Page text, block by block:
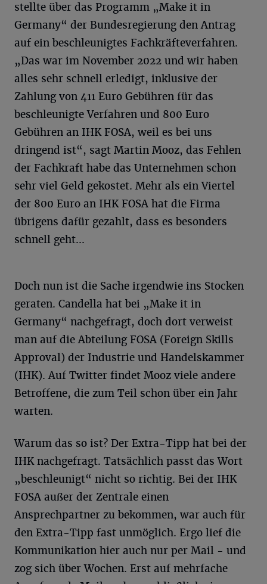
stellte über das Programm „Make it in
Germany“ der Bundesregierung den Antrag
auf ein beschleunigtes Fachkräfteverfahren.
„Das war im November 2022 und wir haben
alles sehr schnell erledigt, inklusive der
Zahlung von 411 Euro Gebühren für das
beschleunigte Verfahren und 800 Euro
Gebühren an IHK FOSA, weil es bei uns
dringend ist“, sagt Martin Mooz, das Fehlen
der Fachkraft habe das Unternehmen schon
sehr viel Geld gekostet. Mehr als ein Viertel
der 800 Euro an IHK FOSA hat die Firma
übrigens dafür gezahlt, dass es besonders
schnell geht...
Doch nun ist die Sache irgendwie ins Stocken
geraten. Candella hat bei „Make it in
Germany“ nachgefragt, doch dort verweist
man auf die Abteilung FOSA (Foreign Skills
Approval) der Industrie und Handelskammer
(IHK). Auf Twitter findet Mooz viele andere
Betroffene, die zum Teil schon über ein Jahr
warten.
Warum das so ist? Der Extra-Tipp hat bei der
IHK nachgefragt. Tatsächlich passt das Wort
„beschleunigt“ nicht so richtig. Bei der IHK
FOSA außer der Zentrale einen
Ansprechpartner zu bekommen, war auch für
den Extra-Tipp fast unmöglich. Ergo lief die
Kommunikation hier auch nur per Mail - und
zog sich über Wochen. Erst auf mehrfache